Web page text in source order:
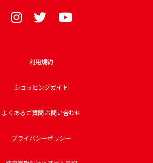
利用規約
ショッピングガイド
よくあるご質問 お問い合わせ
プライバシーポリシー